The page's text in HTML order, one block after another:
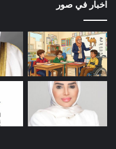
اخبار في صور